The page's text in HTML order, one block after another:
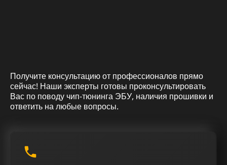
Получите консультацию от профессионалов прямо
сейчас! Наши эксперты готовы проконсультировать
Вас по поводу чип-тюнинга ЭБУ, наличия прошивки и
ответить на любые вопросы.